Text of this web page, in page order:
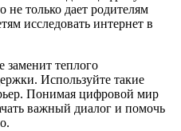
не только дает родителям
исследовать интернет в
теплого
Используйте такие
Понимая цифровой мир
важный диалог и помочь